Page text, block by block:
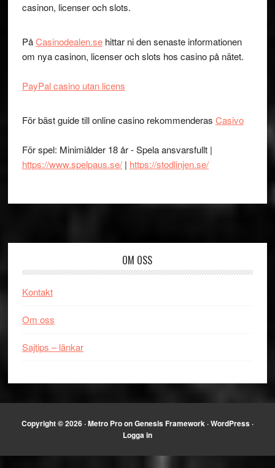
casinon, licenser och slots.
PåCasinodealen.sehittar ni den senaste informationen
om nya casinon, licenser och slots hos casino på nätet.
PayPal casino utan licens
För bäst guide till online casino rekommenderas Casivo
För spel: Minimiålder 18 år - Spela ansvarsfullt |
https://www.spelpaus.se/| https://stodlinjen.se/
OM OSS
Kontakt
Om oss
Sajtips – länkar
Copyright © 2026 ·Metro ProonGenesis Framework ·WordPress ·
Logga in